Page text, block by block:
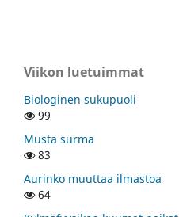
Viikon luetuimmat
Biologinen sukupuoli
99
Musta surma
83
Aurinko muuttaa ilmastoa
64